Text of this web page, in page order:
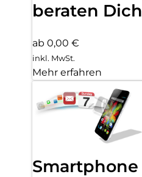
beraten Dich
ab 0,00 €
inkl. MwSt.
Mehr erfahren
Smartphone